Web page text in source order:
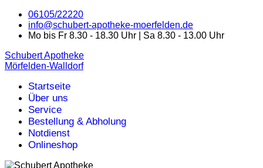
06105/22220
info@schubert-apotheke-moerfelden.de
Mo bis Fr 8.30 - 18.30 Uhr | Sa 8.30 - 13.00 Uhr
Schubert Apotheke
Mörfelden-Walldorf
Startseite
Über uns
Service
Bestellung & Abholung
Notdienst
Onlineshop